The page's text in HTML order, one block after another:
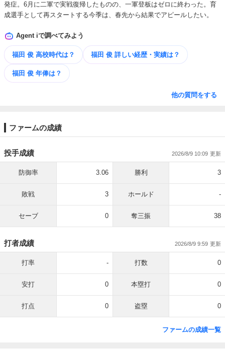
発症。6月に二軍で実戦復帰したものの、一軍登板はゼロに終わった。育
成選手として再スタートする今季は、春先から結果でアピールしたい。
Agent iで調べてみよう
福田 俊 高校時代は？ 福田 俊 詳しい​経歴・​実績は？
福田 俊 年俸は？
他の質問をする
ファームの成績
投手成績 2026/8/9 10:09
防御率 3.06 勝利 3
敗戦 3 ホールド -
セーブ 0 奪三振 38
打者成績 2026/8/9 9:59
打率 - 打数 0
安打 0 本塁打 0
打点 0 盗塁 0
ファームの成績一覧